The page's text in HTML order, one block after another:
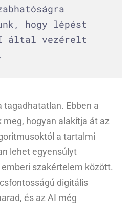
hogy lépést
által vezérelt
tagadhatatlan. Ebben a
hogyan alakítja át az
a tartalmi
lehet egyensúlyt
szakértelem között.
digitális
és az AI még